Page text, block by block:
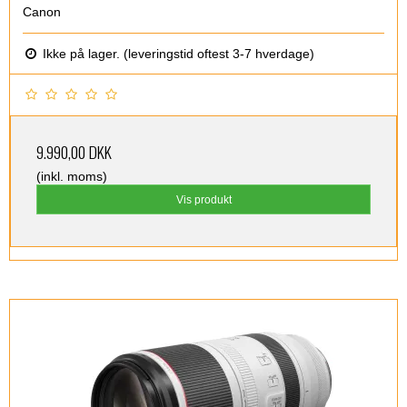
Canon
Ikke på lager. (leveringstid oftest 3-7 hverdage)
9.990,00 DKK
(inkl. moms)
Vis produkt